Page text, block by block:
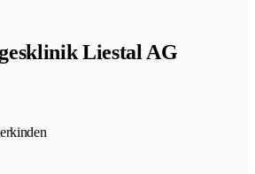
Liestal AG